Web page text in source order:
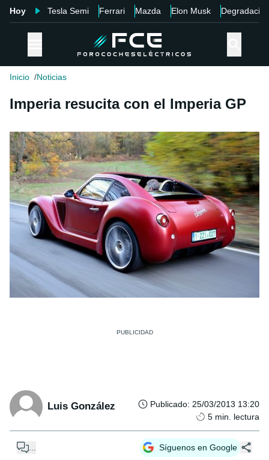
Hoy Tesla Semi Ferrari Mazda Elon Musk Degradación
Inicio Noticias
Imperia resucita con el Imperia GP
Luis González Publicado: 25/03/2013 13:20
5 min. lectura
Síguenos en Google